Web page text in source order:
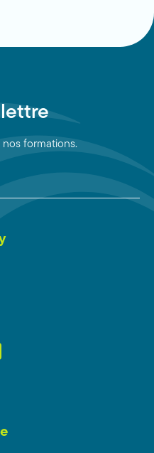
formations.